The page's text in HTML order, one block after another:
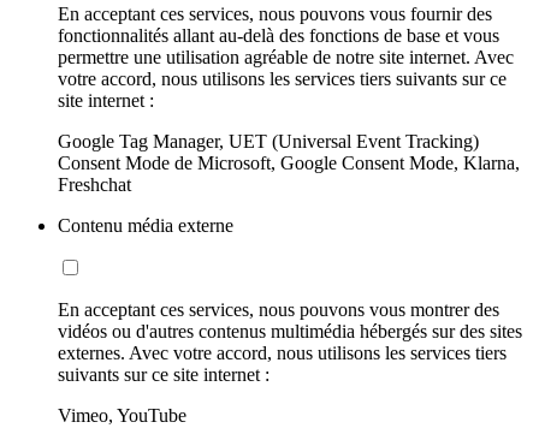
En acceptant ces services, nous pouvons vous fournir des
fonctionnalités allant au-delà des fonctions de base et vous
permettre une utilisation agréable de notre site internet. Avec
votre accord, nous utilisons les services tiers suivants sur ce
site internet :
Google Tag Manager, UET (Universal Event Tracking)
Consent Mode de Microsoft, Google Consent Mode, Klarna,
Freshchat
Contenu média externe
En acceptant ces services, nous pouvons vous montrer des
vidéos ou d'autres contenus multimédia hébergés sur des sites
externes. Avec votre accord, nous utilisons les services tiers
suivants sur ce site internet :
Vimeo, YouTube